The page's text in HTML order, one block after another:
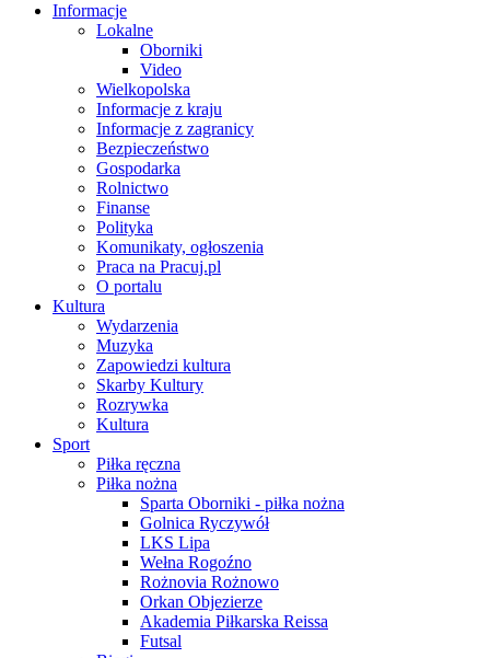
Informacje
Lokalne
Oborniki
Video
Wielkopolska
Informacje z kraju
Informacje z zagranicy
Bezpieczeństwo
Gospodarka
Rolnictwo
Finanse
Polityka
Komunikaty, ogłoszenia
Praca na Pracuj.pl
O portalu
Kultura
Wydarzenia
Muzyka
Zapowiedzi kultura
Skarby Kultury
Rozrywka
Kultura
Sport
Piłka ręczna
Piłka nożna
Sparta Oborniki - piłka nożna
Golnica Ryczywół
LKS Lipa
Wełna Rogoźno
Rożnovia Rożnowo
Orkan Objezierze
Akademia Piłkarska Reissa
Futsal